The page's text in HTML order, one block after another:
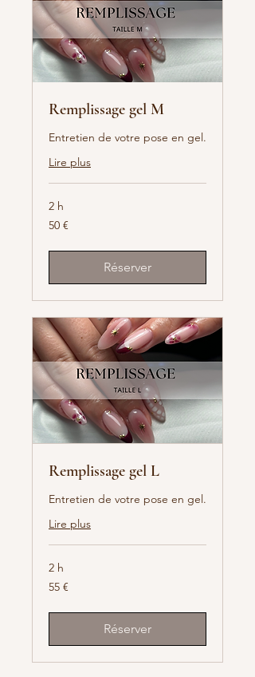
Remplissage gel M
Entretien de votre pose en gel.
Lire plus
2 h
50
euros
50 €
Réserver
Remplissage gel L
Entretien de votre pose en gel.
Lire plus
2 h
55
euros
55 €
Réserver